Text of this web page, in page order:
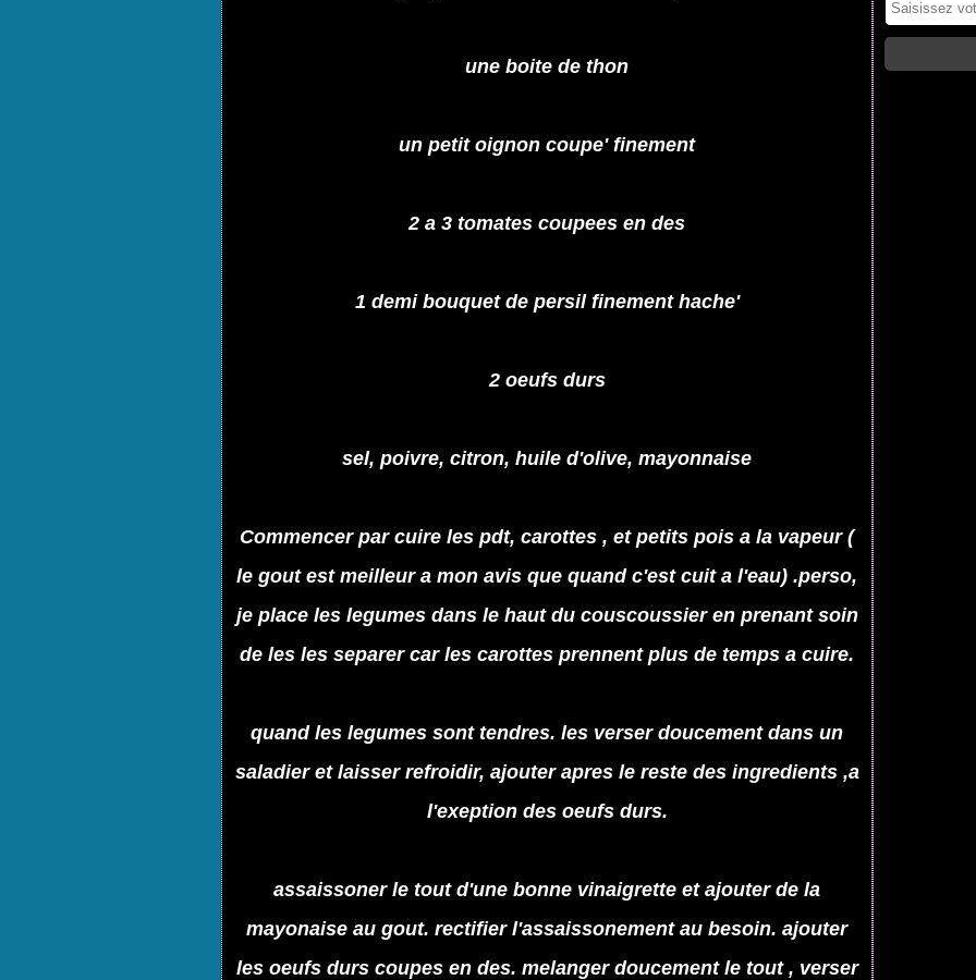
une boite de thon
un petit oignon coupe' finement
2 a 3 tomates coupees en des
1 demi bouquet de persil finement hache'
2 oeufs durs
sel, poivre, citron, huile d'olive, mayonnaise
Commencer par cuire les pdt, carottes , et petits pois a la vapeur (
le gout est meilleur a mon avis que quand c'est cuit a l'eau) .perso,
je place les legumes dans le haut du couscoussier en prenant soin
de les les separer car les carottes prennent plus de temps a cuire.
quand les legumes sont tendres. les verser doucement dans un
saladier et laisser refroidir, ajouter apres le reste des ingredients ,a
l'exeption des oeufs durs.
assaissoner le tout d'une bonne vinaigrette et ajouter de la
mayonaise au gout. rectifier l'assaissonement au besoin. ajouter
les oeufs durs coupes en des. melanger doucement le tout , verser